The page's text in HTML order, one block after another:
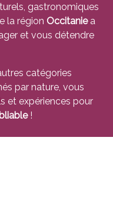
gastronomiques
la région Occitaniea
et vous détendre
catégories
par nature, vous
et expériences pour
!